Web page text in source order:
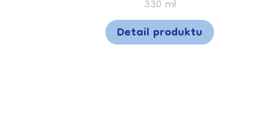
330 ml
Detail produktu